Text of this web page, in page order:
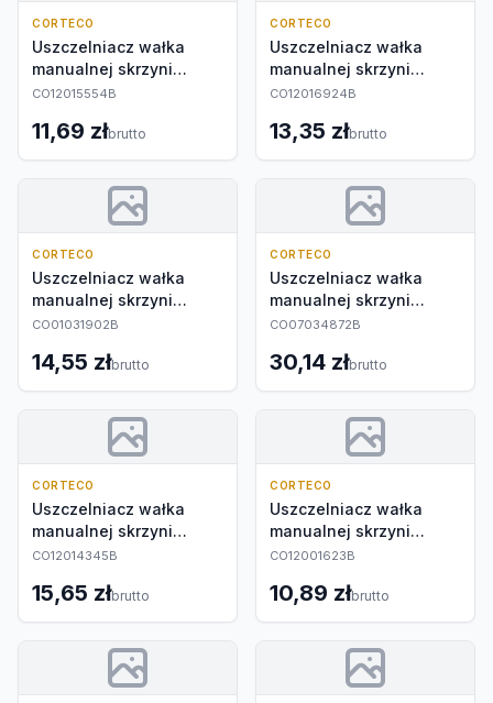
CORTECO
Uszczelniacz wałka
manualnej skrzyni
biegów
CO12015554B
11,69 złbrutto
CORTECO
Uszczelniacz wałka
manualnej skrzyni
biegów
CO12016924B
13,35 złbrutto
CORTECO
Uszczelniacz wałka
manualnej skrzyni
biegów
CO01031902B
14,55 złbrutto
CORTECO
Uszczelniacz wałka
manualnej skrzyni
biegów
CO07034872B
30,14 złbrutto
CORTECO
Uszczelniacz wałka
manualnej skrzyni
biegów
CO12014345B
15,65 złbrutto
CORTECO
Uszczelniacz wałka
manualnej skrzyni
biegów
CO12001623B
10,89 złbrutto